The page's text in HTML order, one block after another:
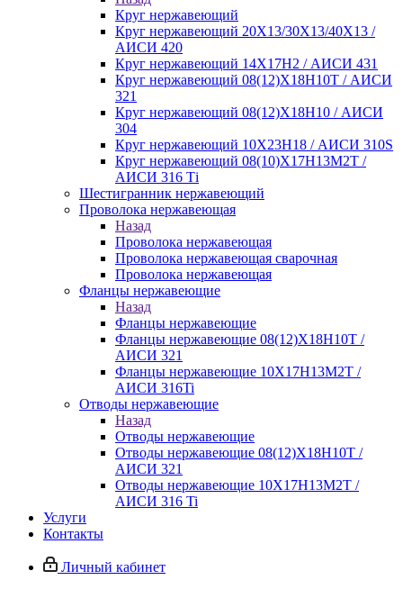
Круг нержавеющий
Круг нержавеющий 20Х13/30Х13/40Х13 /
АИСИ 420
Круг нержавеющий 14Х17Н2 / АИСИ 431
Круг нержавеющий 08(12)Х18Н10Т / АИСИ
321
Круг нержавеющий 08(12)Х18Н10 / АИСИ
304
Круг нержавеющий 10Х23Н18 / АИСИ 310S
Круг нержавеющий 08(10)Х17Н13М2Т /
АИСИ 316 Тi
Шестигранник нержавеющий
Проволока нержавеющая
Назад
Проволока нержавеющая
Проволока нержавеющая сварочная
Проволока нержавеющая
Фланцы нержавеющие
Назад
Фланцы нержавеющие
Фланцы нержавеющие 08(12)Х18Н10Т /
АИСИ 321
Фланцы нержавеющие 10Х17Н13М2Т /
АИСИ 316Ti
Отводы нержавеющие
Назад
Отводы нержавеющие
Отводы нержавеющие 08(12)Х18Н10Т /
АИСИ 321
Отводы нержавеющие 10Х17Н13М2Т /
АИСИ 316 Ti
Услуги
Контакты
Личный кабинет